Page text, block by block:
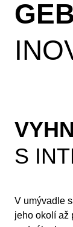
S
V umývadle
jeho okolí až